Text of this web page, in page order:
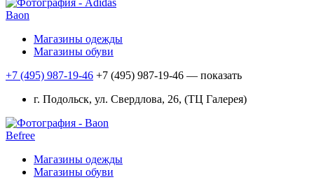
Baon
Магазины одежды
Магазины обуви
+7 (495) 987-19-46 +7 (495) 987-19-46 — показать
г. Подольск, ул. Свердлова, 26, (ТЦ Галерея)
Befree
Магазины одежды
Магазины обуви